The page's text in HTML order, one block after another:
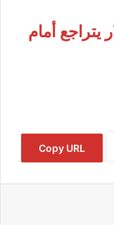
أمام
Copy URL